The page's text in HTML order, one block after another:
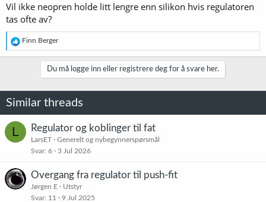
Vil ikke neopren holde litt lengre enn silikon hvis regulatoren
tas ofte av?
R
e
a
n
e
r
Finn Berger
Du må logge inn eller registrere deg for å svare her.
Similar threads
L Regulator og koblinger til fat
LarsET
Generelt og nybegynnerspørsmål
Svar 6 3 Jul 2026
Overgang fra regulator til push-fit
Jørgen E
Utstyr
Svar 11 9 Jul 2025